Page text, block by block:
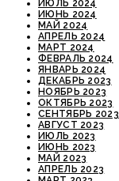
ИЮЛЬ 2024
ИЮНЬ 2024
МАЙ 2024
АПРЕЛЬ 2024
МАРТ 2024
ФЕВРАЛЬ 2024
ЯНВАРЬ 2024
ДЕКАБРЬ 2023
НОЯБРЬ 2023
ОКТЯБРЬ 2023
СЕНТЯБРЬ 2023
АВГУСТ 2023
ИЮЛЬ 2023
ИЮНЬ 2023
МАЙ 2023
АПРЕЛЬ 2023